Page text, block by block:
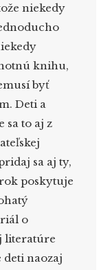
niekedy
knihu,
byť
Deti a
sa to aj z
sa aj ty,
poskytuje
o
literatúre
deti naozaj